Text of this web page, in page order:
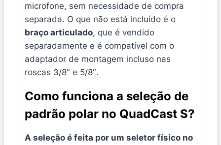
microfone, sem necessidade de compra
separada. O que não está incluído é o
braço articulado, que é vendido
separadamente e é compatível com o
adaptador de montagem incluso nas
roscas 3/8″ e 5/8″.
Como funciona a seleção de
padrão polar no QuadCast S?
A seleção é feita por um seletor físico no